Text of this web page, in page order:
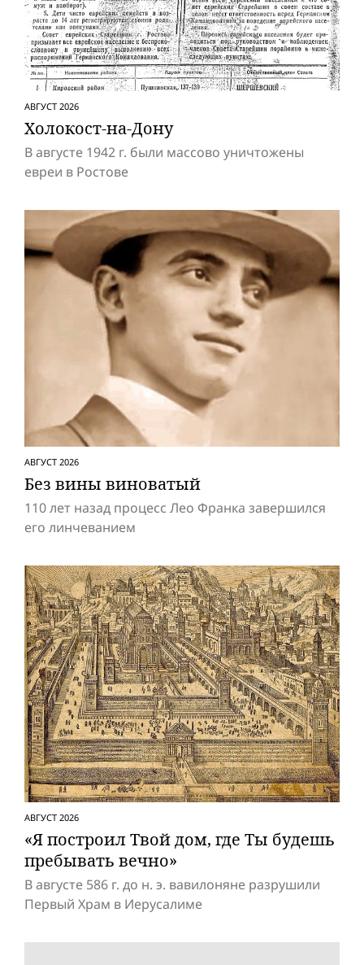
АВГУСТ 2026
Холокост-на-Дону
В августе 1942 г. были массово уничтожены
евреи в Ростове
АВГУСТ 2026
Без вины виноватый
110 лет назад процесс Лео Франка завершился
его линчеванием
АВГУСТ 2026
«Я построил Твой дом, где Ты будешь
пребывать вечно»
В августе 586 г. до н. э. вавилоняне разрушили
Первый Храм в Иерусалиме